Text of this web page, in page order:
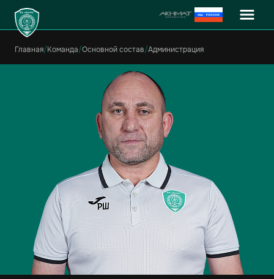
Главная/Команда/Основной состав/Администрация